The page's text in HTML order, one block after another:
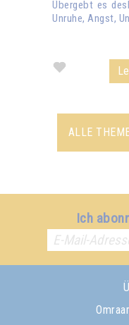
Übergebt es
Unruhe, Angst,
ALLE
Ich